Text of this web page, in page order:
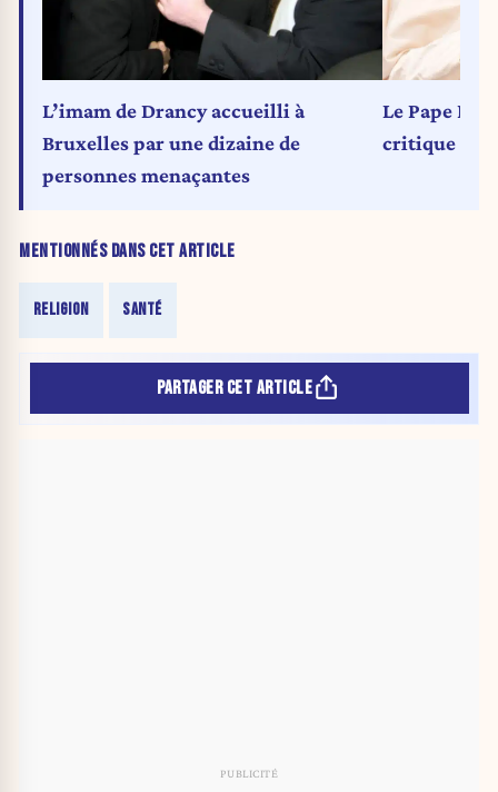
MENTIONNÉS DANS CET ARTICLE
RELIGION SANTÉ
L’imam de Drancy accueilli à
Bruxelles par une dizaine de
personnes menaçantes
Le Pape
critique
PARTAGER CET ARTICLE